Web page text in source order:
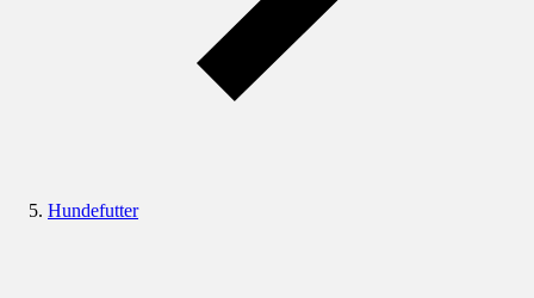
Hundefutter